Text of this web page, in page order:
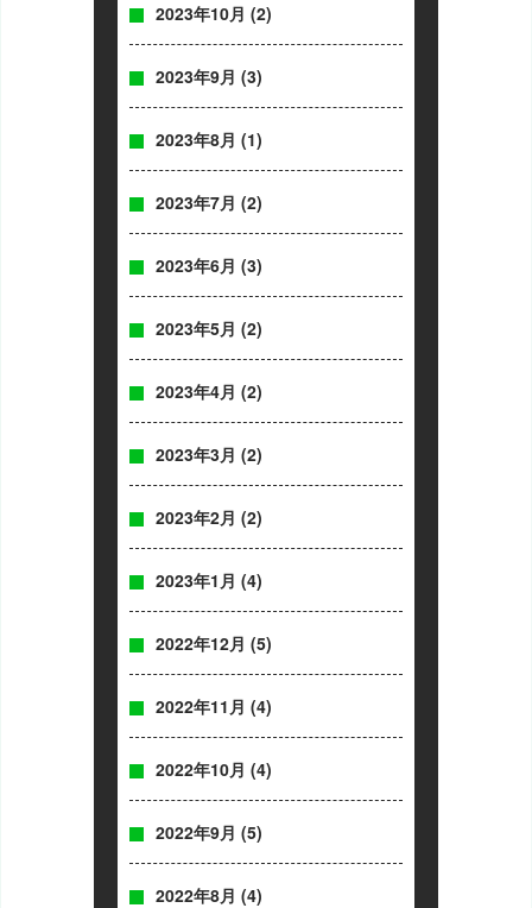
2023年10月 (2)
2023年9月 (3)
2023年8月 (1)
2023年7月 (2)
2023年6月 (3)
2023年5月 (2)
2023年4月 (2)
2023年3月 (2)
2023年2月 (2)
2023年1月 (4)
2022年12月 (5)
2022年11月 (4)
2022年10月 (4)
2022年9月 (5)
2022年8月 (4)